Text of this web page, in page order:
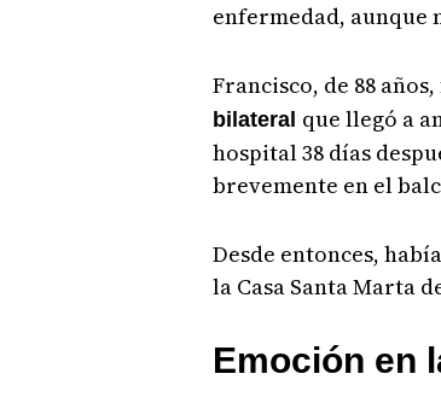
enfermedad, aunque
Francisco, de 88
bilateral que llegó a
hospital 38 días
brevemente en el
Desde entonces,
la Casa Santa Marta
Emoción en